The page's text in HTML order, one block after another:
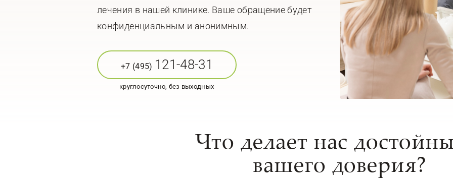
лечения в нашей клинике. Ваше обращение будет
конфиденциальным и анонимным.
+7 (495) 121-48-31
круглосуточно, без выходных
Что делает нас
вашего доверия?